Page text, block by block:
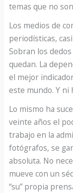
temas que no
Los medios de
periodísticas,
Sobran los
quedan. La
el mejor
este mundo. Y ni
Lo mismo ha
veinte años el
trabajo en la
fotógrafos, se
absoluta. No
mueve con un
“su” propia